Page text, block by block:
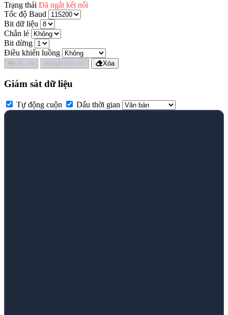
Trạng thái Đã ngắt kết nối
Tốc độ Baud
Bit dữ liệu
Chẵn lẻ
Bit dừng
Điều khiển luồng
Kết nối Ngắt kết nối Xóa
Giám sát dữ liệu
Tự động cuộn Dấu thời gian